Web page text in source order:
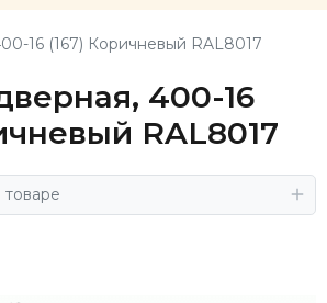
16 (167) Коричневый RAL8017
400-16
RAL8017